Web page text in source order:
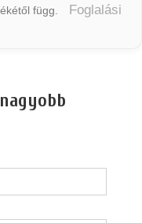
függ.
Foglalási